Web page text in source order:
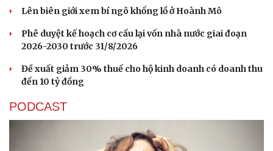
Lên biên giới xem bí ngô khổng lồ ở Hoành Mô
Phê duyệt kế hoạch cơ cấu lại vốn nhà nước giai đoạn
2026-2030 trước 31/8/2026
Đề xuất giảm 30% thuế cho hộ kinh doanh có doanh thu
đến 10 tỷ đồng
PODCAST